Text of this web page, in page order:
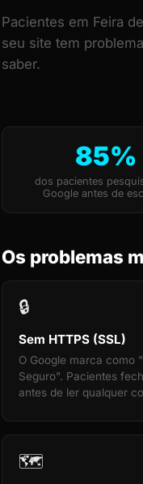
Pacientes em Feira
seu site tem
saber.
85%
dos pacientes
Google antes de
Os problemas
🔒
Sem HTTPS (SSL)
O Google marca como
Seguro". Pacientes
antes de ler qualquer
🗺️